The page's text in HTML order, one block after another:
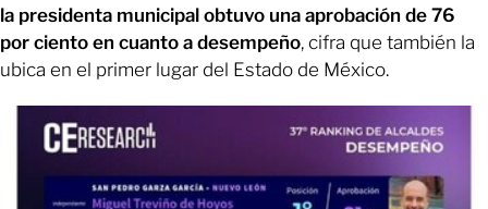
la presidenta municipal obtuvo una aprobación de 76
por ciento en cuanto a desempeño, cifra que también la
ubica en el primer lugar del Estado de México.